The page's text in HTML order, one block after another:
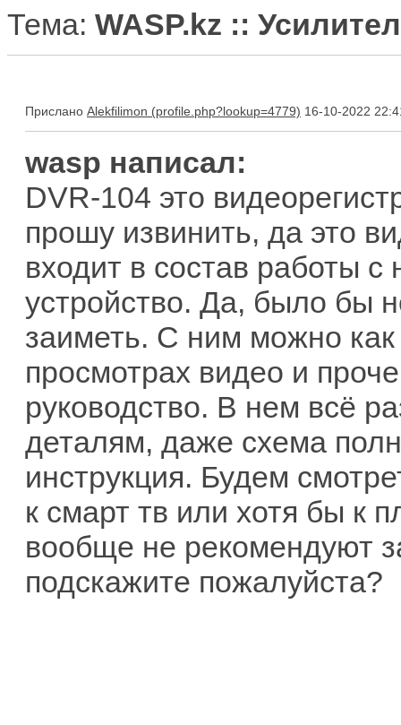
Тема: WASP.kz ::
Прислано Alekfilimon 16-10-2022
wasp написал:
DVR-104 это
прошу извинить, да это
входит в состав работы
устройство. Да, было бы
заиметь. С ним можно как
просмотрах видео и
руководство. В нем всё
деталям, даже схема
инструкция. Будем
к смарт тв или хотя бы к
вообще не рекомендуют
подскажите пожалуйста?